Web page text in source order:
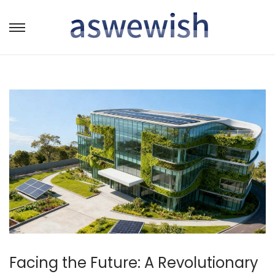
转
航
跳
容
Facing the Future: A Revolutionary